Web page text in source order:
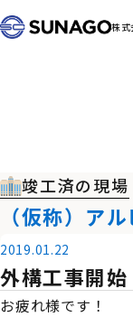
株式
竣工済の現場
（仮称）ア
2019.01.22
外構工事開始
お疲れ様です！